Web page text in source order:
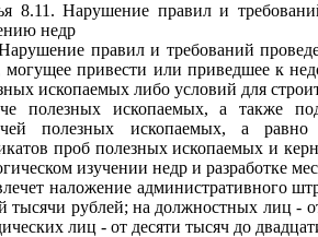
8.11. Нарушение правил и
недр
правил и требований
могущее привести или приведшее к
ископаемых либо условий для
полезных ископаемых, а также
полезных ископаемых, а равно
проб полезных ископаемых и
изучении недр и разработке
наложение административного
тысячи рублей; на должностных лиц -
лиц - от десяти тысяч до